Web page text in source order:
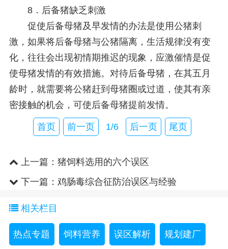
8．后备猪缺乏刺激
促使后备母猪及早发情的办法是使用公猪刺
激，如果将后备母猪与公猪隔离，生活规律没有变
化，往往会出现初情期推迟的现象，应激催情是促
使母猪发情的有效措施。对待后备母猪，在其五月
龄时，就需要将公猪赶到母猪圈或过道，使其有亲
密接触的机会，可使后备母猪提前发情。
首页 前一页 1/6 后一页 尾页
上一篇： 猪饲料选用的六个误区
下一篇： 鸡肠毒综合征防治误区与经验
相关栏目
热点专题 饲料营养 误区解析 规划建厂